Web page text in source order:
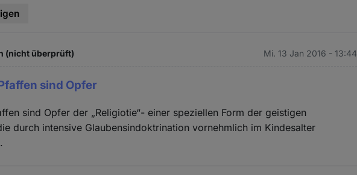
(nicht überprüft) Mi. 13 Jan 2016 - 13:44
sind Opfer
sind Opfer der „Religiotie“- einer speziellen Form der geistigen
durch intensive Glaubensindoktrination vornehmlich im Kindesalter